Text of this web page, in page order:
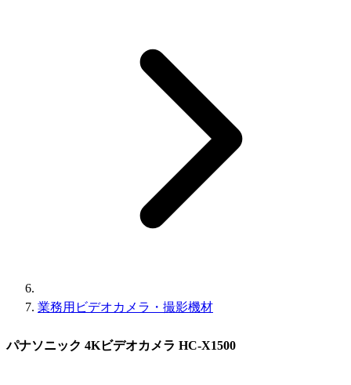
業務用ビデオカメラ・撮影機材
パナソニック 4Kビデオカメラ HC-X1500